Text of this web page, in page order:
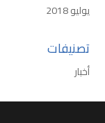
يوليو 2018
تصنيفات
أخبار